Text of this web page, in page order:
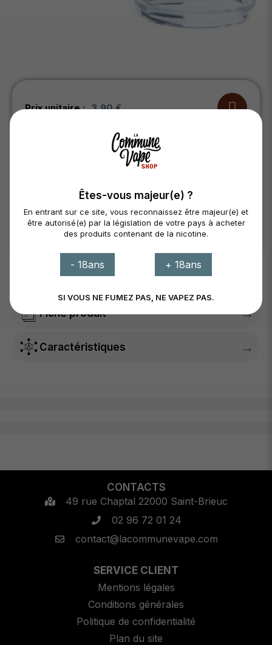
Êtes-vous majeur(e) ?
En entrant sur ce site, vous reconnaissez être majeur(e) et
être autorisé(e) par la législation de votre pays à acheter
des produits contenant de la nicotine.
+ 18ans
- 18ans
SI VOUS NE FUMEZ PAS, NE VAPEZ PAS.
Fiche produit →
Caractéristiques →
Prix unitaire : 3,90 €
Disponibilité
St. BrieucEn stock
LanvollonTransfert (+1 jour)
CONTACTS
49 rue Chaptal 22000 Saint-Brieuc
02 96 72 01 24
contact@lacommunevape.com
SERVICE CLIENT
Mentions légales
Conditions générales
Politique de confidentialité
Plan du site